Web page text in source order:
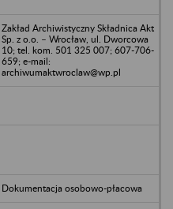
Zakład Archiwistyczny Składnica Akt
Sp. z o.o. – Wrocław, ul. Dworcowa
10; tel. kom. 501 325 007; 607-706-
659; e-mail:
archiwumaktwroclaw@wp.pl
Dokumentacja osobowo-płacowa